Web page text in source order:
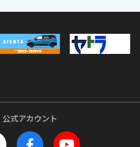
公式アカウント